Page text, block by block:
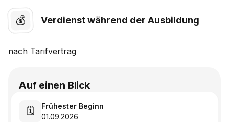
💰 Verdienst während der Ausbildung
nach Tarifvertrag
Auf einen Blick
🗓️
Frühester Beginn
01.09.2026